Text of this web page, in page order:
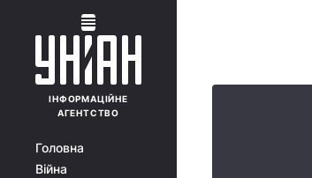
ІНФОРМАЦІЙНЕ
АГЕНТСТВО
Головна
Війна